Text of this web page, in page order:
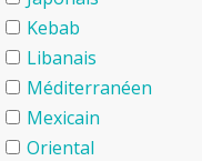
Kebab
Libanais
Méditerranéen
Mexicain
Oriental